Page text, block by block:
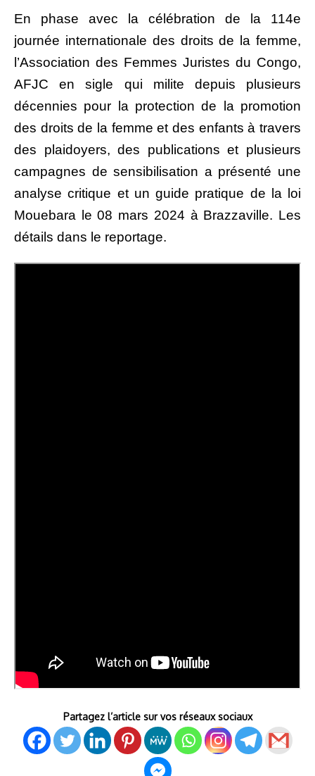
En phase avec la célébration de la 114e
journée internationale des droits de la femme,
l’Association des Femmes Juristes du Congo,
AFJC en sigle qui milite depuis plusieurs
décennies pour la protection de la promotion
des droits de la femme et des enfants à travers
des plaidoyers, des publications et plusieurs
campagnes de sensibilisation a présenté une
analyse critique et un guide pratique de la loi
Mouebara le 08 mars 2024 à Brazzaville. Les
détails dans le reportage.
Partagez l’article sur vos réseaux sociaux